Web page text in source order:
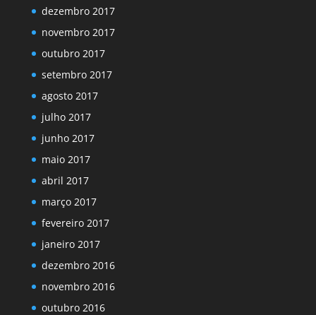
dezembro 2017
novembro 2017
outubro 2017
setembro 2017
agosto 2017
julho 2017
junho 2017
maio 2017
abril 2017
março 2017
fevereiro 2017
janeiro 2017
dezembro 2016
novembro 2016
outubro 2016